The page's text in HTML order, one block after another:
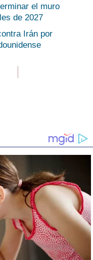
el muro
de 2027
Irán por